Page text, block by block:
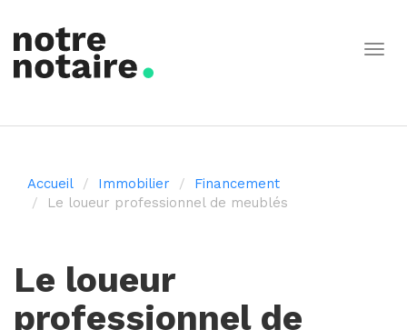
Accueil Immobilier
Financement
Le loueur professionnel de meublés
Le loueur
professionnel de